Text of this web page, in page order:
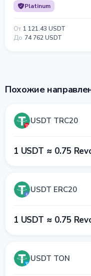
Platinum
От 1 121.43 USDT
До 74 762 USDT
Похожие
USDT TRC20
1 USDT ≈ 0.75
USDT ERC20
1 USDT ≈ 0.75
USDT TON